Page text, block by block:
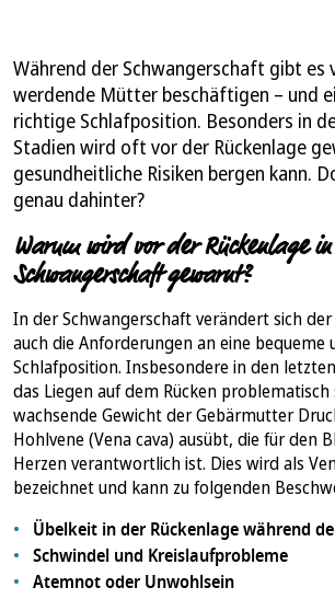
Während der Schwangerschaft gibt es
werdende Mütter beschäftigen – und
richtige Schlafposition. Besonders in
Stadien wird oft vor der Rückenlage
gesundheitliche Risiken bergen kann.
genau dahinter?
Warum wird vor der Rückenlage
Schwangerschaft gewarnt?
In der Schwangerschaft verändert sich
auch die Anforderungen an eine bequeme
Schlafposition. Insbesondere in den
das Liegen auf dem Rücken problematisch
wachsende Gewicht der Gebärmutter
Hohlvene (Vena cava) ausübt, die für den
Herzen verantwortlich ist. Dies wird als
bezeichnet und kann zu folgenden
Übelkeit in der Rückenlage während
Schwindel und Kreislaufprobleme
Atemnot oder Unwohlsein